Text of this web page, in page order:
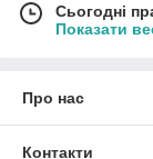
Сьогодні
Показати
Про нас
Контакти